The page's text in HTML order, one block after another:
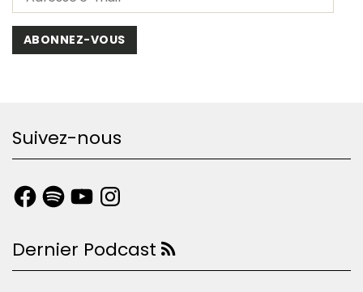
ABONNEZ-VOUS
Suivez-nous
Dernier Podcast